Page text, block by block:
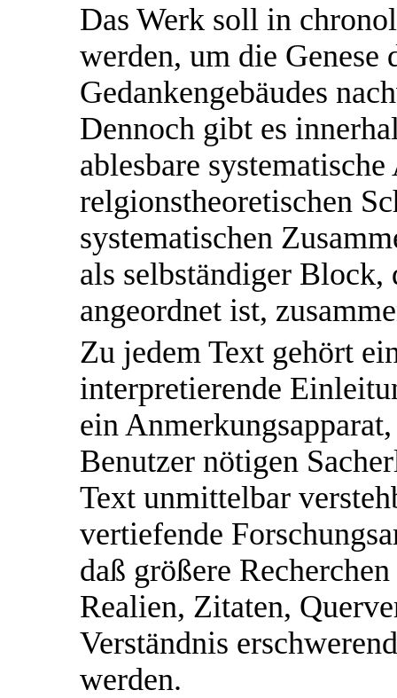
Das Werk soll in
werden, um die Genese
Gedankengebäudes
Dennoch gibt es
ablesbare
relgionstheoretischen
systematischen
als selbständiger
angeordnet ist,
Zu jedem Text gehört
interpretierende
ein
Benutzer nötigen
Text unmittelbar
vertiefende
daß größere
Realien, Zitaten,
Verständnis
werden.